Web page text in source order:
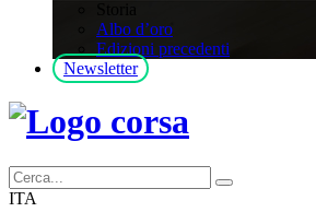
Albo d’oro
Edizioni precedenti
Newsletter
ITA